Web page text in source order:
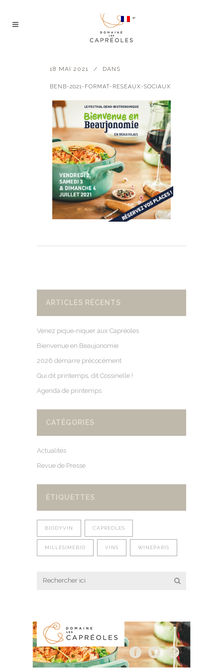
18 MAI 2021 DANS
BENB-2021-FORMAT-RESEAUX-SOCIAUX
ARTICLES RÉCENTS
Venez pique-niquer aux Capréoles
Bienvenue en Beaujonomie
2026 démarre précocément
Qui dit printemps, dit Cossinelle !
Agenda de printemps
CATÉGORIES
Actualités
Revue de Presse
ÉTIQUETTES
BIODYVIN CAPREOLES
MILLESIMEBIO VINS WINEPARIS